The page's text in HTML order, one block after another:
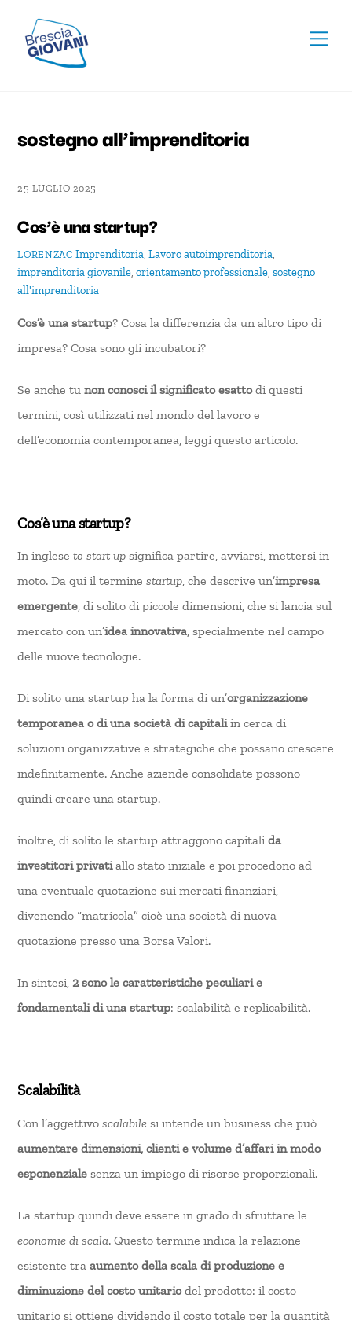
content
sostegno all’imprenditoria
25 LUGLIO 2025
Cos’è una startup?
LORENZAC Imprenditoria, Lavoroautoimprenditoria,
imprenditoria giovanile,orientamento professionale,sostegno
all'imprenditoria
Cos’è una startup? Cosa la differenzia da un altro tipo di
impresa? Cosa sono gli incubatori?
Se anche tu non conosci il significato esattodi questi
termini, così utilizzati nel mondo del lavoro e
dell’economia contemporanea, leggi questo articolo.
Cos’è una startup?
In ingleseto start up significa partire, avviarsi, mettersi in
moto. Da qui il terminestartup, che descrive un’impresa
emergente, di solito di piccole dimensioni, che si lancia sul
mercato con un’idea innovativa, specialmente nel campo
delle nuove tecnologie.
Di solito una startup ha la forma di un’organizzazione
temporanea o di una società di capitaliin cerca di
soluzioni organizzative e strategiche che possano crescere
indefinitamente. Anche aziende consolidate possono
quindi creare una startup.
inoltre, di solito le startup attraggono capitalida
investitori privatiallo stato iniziale e poi procedono ad
una eventuale quotazione sui mercati finanziari,
divenendo “matricola” cioè una società di nuova
quotazione presso una Borsa Valori.
In sintesi, 2 sono le caratteristiche peculiari e
fondamentali di una startup: scalabilità e replicabilità.
Scalabilità
Con l’aggettivoscalabile si intende un business che può
aumentare dimensioni, clienti e volume d’affari in modo
esponenziale senza un impiego di risorse proporzionali.
La startup quindi deve essere in grado di sfruttare le
economie di scala. Questo termine indica la relazione
esistente traaumento della scala di produzione e
diminuzione del costo unitariodel prodotto: il costo
unitario si ottiene dividendo il costo totale per la quantità